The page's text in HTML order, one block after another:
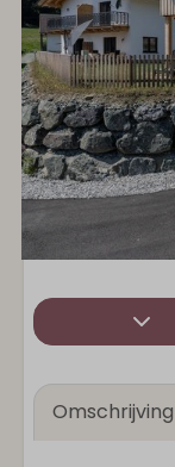
Omschrijving